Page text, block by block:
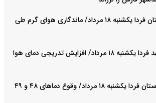
پیش بینی هوای لرستان فردا یکشنبه ۱۸ مرداد/ ماندگاری هوای گرم طی
پیش بینی هوای مشهد فردا یکشنبه ۱۸ مرداد/ افزایش تدریجی دمای هوا
پیش بینی هوای خوزستان فردا یکشنبه ۱۸ مرداد/ وقوع دما‌های ۴۸ و ۴۹